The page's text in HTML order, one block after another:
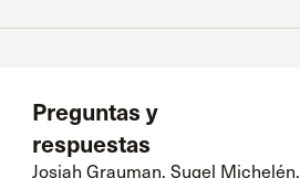
Preguntas y
respuestas
Josiah Grauman, Sugel Michelén,